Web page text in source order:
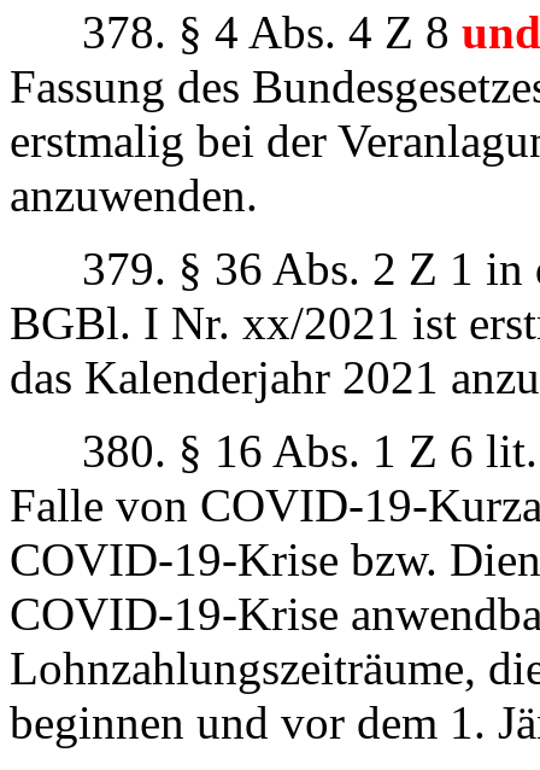
378. § 4 Abs. 4 Z 8
Fassung des
erstmalig bei der
anzuwenden.
379. § 36 Abs. 2 Z 1 in
BGBl. I Nr. xx/2021 ist
das Kalenderjahr 2021
380. § 16 Abs. 1 Z 6 lit.
Falle von COVID-19-
COVID-19-Krise bzw.
COVID-19-Krise
Lohnzahlungszeiträume,
beginnen und vor dem 1.